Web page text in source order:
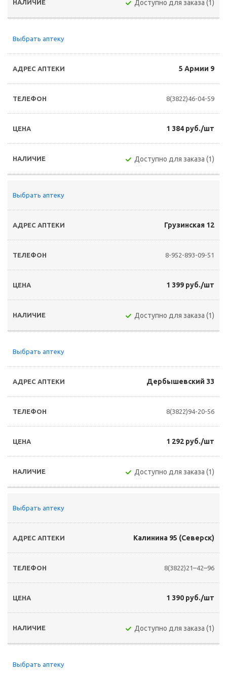
Доступно для заказа (1)
Выбрать аптеку
5 Армии 9
8(3822)46-04-59
1 384 руб./шт
Доступно для заказа (1)
Выбрать аптеку
Грузинская 12
8-952-893-09-51
1 399 руб./шт
Доступно для заказа (1)
Выбрать аптеку
Дербышевский 33
8(3822)94-20-56
1 292 руб./шт
Доступно для заказа (1)
Выбрать аптеку
Калинина 95 (Северск)
8(3822)21–42–96
1 390 руб./шт
Доступно для заказа (1)
Выбрать аптеку